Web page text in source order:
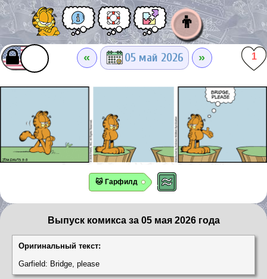
👦
« 05 май 2026 » 1
🐱 Гарфилд
Выпуск комикса за 05 мая 2026 года
Оригинальный текст:
Garfield: Bridge, please